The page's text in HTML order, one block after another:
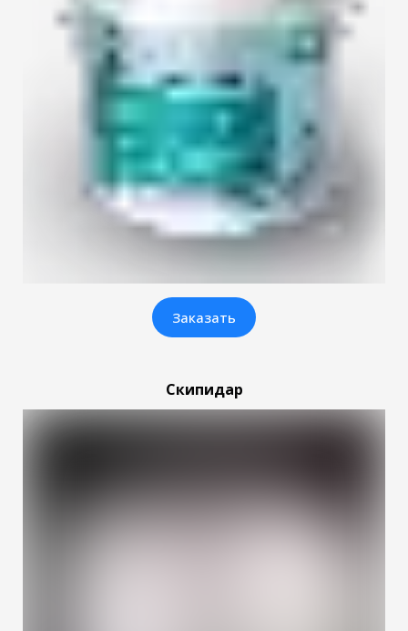
Заказать
Скипидар